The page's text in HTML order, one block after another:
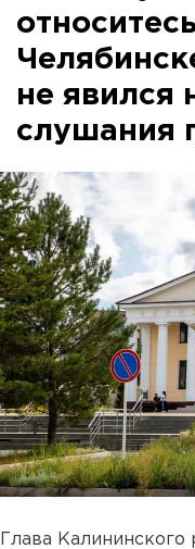
не явился
слушания
Глава Калининского